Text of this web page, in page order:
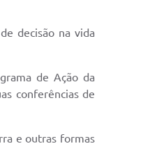
decisão na vida
de Ação da
conferências de
e outras formas